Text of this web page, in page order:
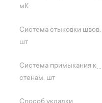
мК
Система стыковки швов,
шт
Система примыкания к
стенам, шт